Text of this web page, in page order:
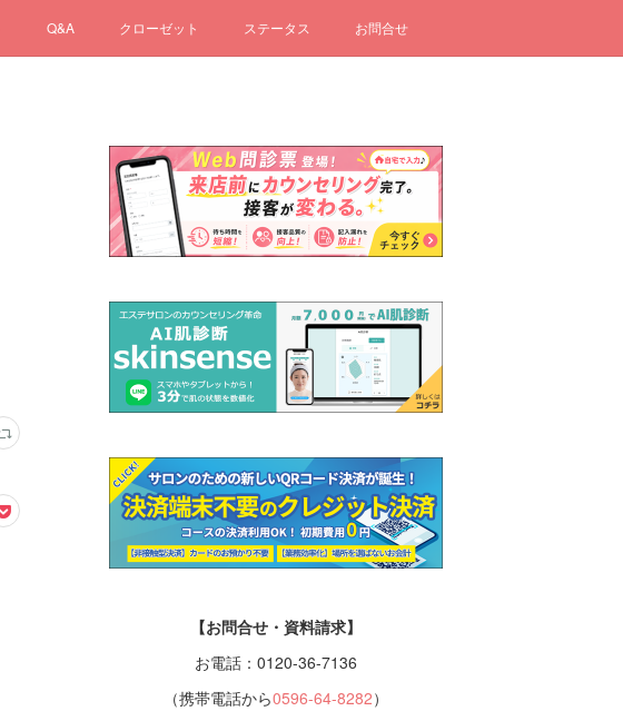
Q&A クローゼット ステータス お問合せ
【お問合せ・資料請求】
お電話：0120-36-7136
（携帯電話から0596-64-8282）